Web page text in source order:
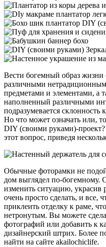
Вести богемный образ жизни
различными
предметами и элементами, а
наполненный различными
подразумевается
Но что может означать или,
DIY (своими руками)-
этот вопрос, приведя
Обычные фоторамки не
дом выглядел по-богемному.
изменить ситуацию,
очень просто сделать, и все,
приклеить отделку к раме,
нетронутым. Вы можете
фотографий или добавить к
дизайнерский штрих. Более
найти на сайте akailochiclife.